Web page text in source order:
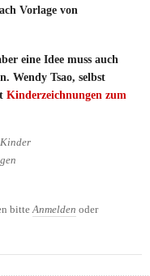
Vorlage von
eine Idee muss auch
Wendy Tsao, selbst
Kinderzeichnungen zum
Kinder
nach Vorlage von
bitte Anmelden oder